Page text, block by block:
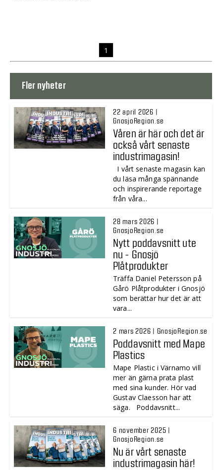
1
Fler nyheter
22 april 2026 |
GnosjoRegion.se
Våren är här och det är
också vårt senaste
industrimagasin!
I vårt senaste magasin kan
du läsa många spännande
och inspirerande reportage
från våra...
28 mars 2026 |
GnosjoRegion.se
Nytt poddavsnitt ute
nu - Gnosjö
Plåtprodukter
Träffa Daniel Petersson på
Gårö Plåtprodukter i Gnosjö
som berättar hur det är att
vara...
2 mars 2026 | GnosjoRegion.se
Poddavsnitt med Mape
Plastics
Mape Plastic i Värnamo vill
mer än gärna prata plast
med sina kunder. Hör vad
Gustav Claesson har att
säga. Poddavsnitt...
6 november 2025 |
GnosjoRegion.se
Nu är vårt senaste
industrimagasin här!